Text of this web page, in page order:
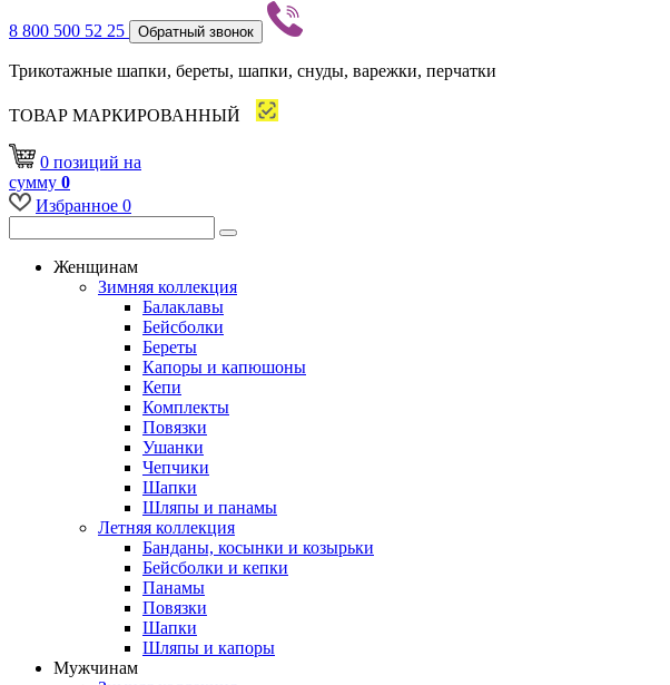
8 800 500 52 25 Обратный звонок
Трикотажные шапки, береты, шапки, снуды, варежки, перчатки
ТОВАР МАРКИРОВАННЫЙ
0 позиций на
сумму 0
Избранное 0
Женщинам
Зимняя коллекция
Балаклавы
Бейсболки
Береты
Капоры и капюшоны
Кепи
Комплекты
Повязки
Ушанки
Чепчики
Шапки
Шляпы и панамы
Летняя коллекция
Банданы, косынки и козырьки
Бейсболки и кепки
Панамы
Повязки
Шапки
Шляпы и капоры
Мужчинам